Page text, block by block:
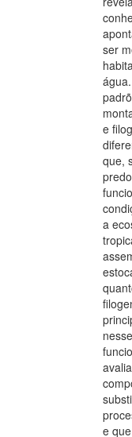
ser
e
que,
a
e